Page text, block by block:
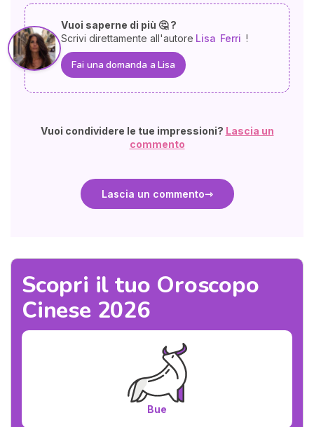
Vuoi saperne di più 🤔 ?
Scrivi direttamente all'autore Lisa Ferri !
Fai una domanda a Lisa
Vuoi condividere le tue impressioni? Lascia un
commento
Lascia un commento
Scopri il tuo Oroscopo
Cinese 2026
Bue